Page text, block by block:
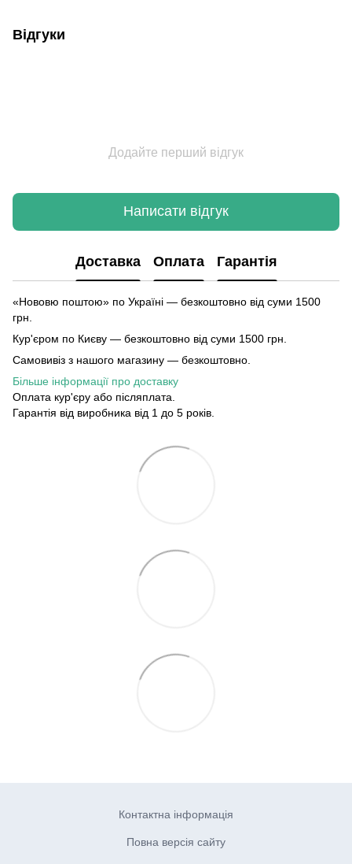
Відгуки
Додайте перший відгук
Написати відгук
Доставка Оплата Гарантія
«Нововю поштою» по Україні — безкоштовно від суми 1500
грн.
Кур'єром по Києву — безкоштовно від суми 1500 грн.
Самовивіз з нашого магазину — безкоштовно.
Більше інформації про доставку
Оплата кур'єру або післяплата.
Гарантія від виробника від 1 до 5 років.
Контактна інформація
Повна версія сайту